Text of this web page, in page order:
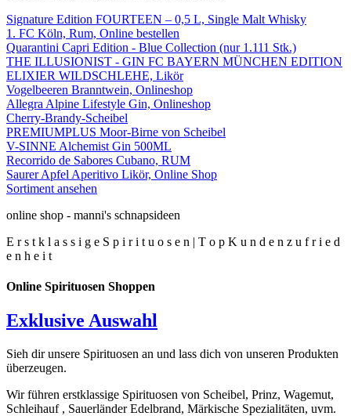
Signature Edition FOURTEEN – 0,5 L, Single Malt Whisky
1. FC Köln, Rum, Online bestellen
Quarantini Capri Edition - Blue Collection (nur 1.111 Stk.)
THE ILLUSIONIST - GIN FC BAYERN MÜNCHEN EDITION
ELIXIER WILDSCHLEHE, Likör
Vogelbeeren Branntwein, Onlineshop
Allegra Alpine Lifestyle Gin, Onlineshop
Cherry-Brandy-Scheibel
PREMIUMPLUS Moor-Birne von Scheibel
V-SINNE Alchemist Gin 500ML
Recorrido de Sabores Cubano, RUM
Saurer Apfel Aperitivo Likör, Online Shop
Sortiment ansehen
online shop - manni's schnapsideen
E r s t k l a s s i g e S p i r i t u o s e n | T o p K u n d e n z u f r i e d
e n h e i t
Online Spirituosen Shoppen
Exklusive Auswahl
Sieh dir unsere Spirituosen an und lass dich von unseren Produkten
überzeugen.
Wir führen erstklassige Spirituosen von Scheibel, Prinz, Wagemut,
Schleihauf , Sauerländer Edelbrand, Märkische Spezialitäten, uvm.